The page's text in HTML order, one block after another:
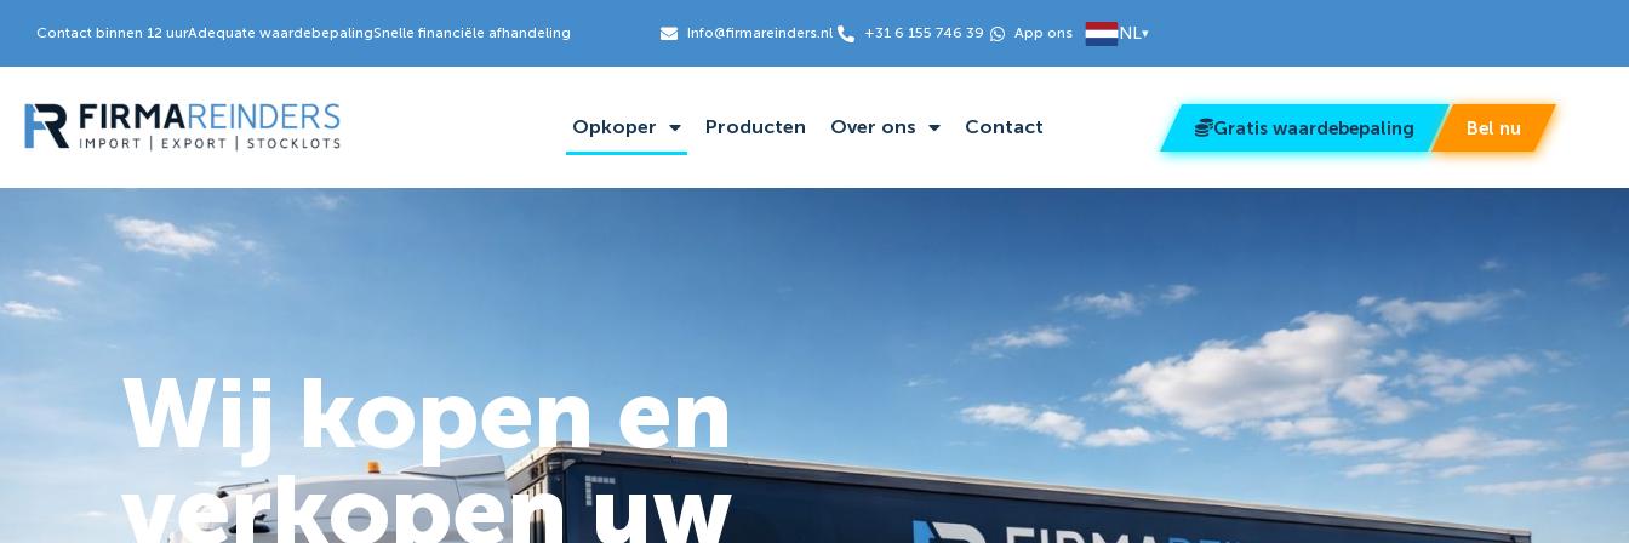
Contact binnen 12 uurAdequate waardebepalingSnelle financiële afhandeling Info@firmareinders.nl +31 6 155 746 39 App ons NL▾
Opkoper Producten Over ons Contact Gratis waardebepaling Bel nu
Wij kopen en
verkopen uw